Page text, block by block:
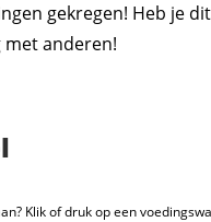
gekregen! Heb je
met anderen!
Klik of druk op een